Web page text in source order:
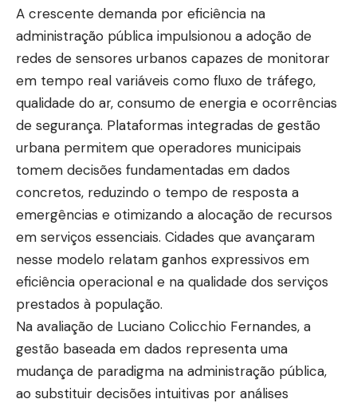
A crescente demanda por eficiência na
administração pública impulsionou a adoção de
redes de sensores urbanos capazes de monitorar
em tempo real variáveis como fluxo de tráfego,
qualidade do ar, consumo de energia e ocorrências
de segurança. Plataformas integradas de gestão
urbana permitem que operadores municipais
tomem decisões fundamentadas em dados
concretos, reduzindo o tempo de resposta a
emergências e otimizando a alocação de recursos
em serviços essenciais. Cidades que avançaram
nesse modelo relatam ganhos expressivos em
eficiência operacional e na qualidade dos serviços
prestados à população.
Na avaliação de Luciano Colicchio Fernandes, a
gestão baseada em dados representa uma
mudança de paradigma na administração pública,
ao substituir decisões intuitivas por análises